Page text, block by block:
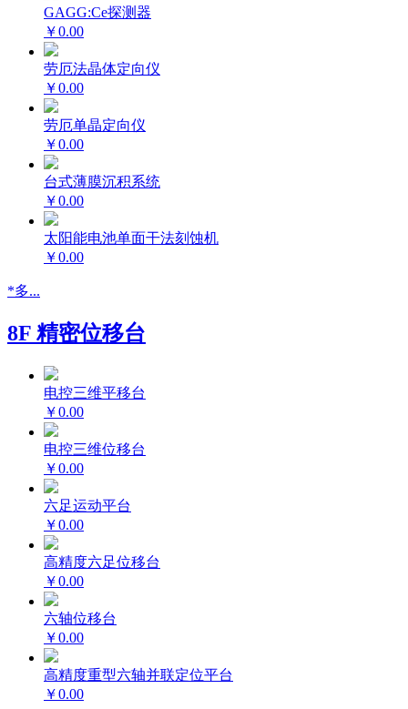
GAGG:Ce探测器
￥0.00
劳厄法晶体定向仪
￥0.00
劳厄单晶定向仪
￥0.00
台式薄膜沉积系统
￥0.00
太阳能电池单面干法刻蚀机
￥0.00
*多...
8F 精密位移台
电控三维平移台
￥0.00
电控三维位移台
￥0.00
六足运动平台
￥0.00
高精度六足位移台
￥0.00
六轴位移台
￥0.00
高精度重型六轴并联定位平台
￥0.00